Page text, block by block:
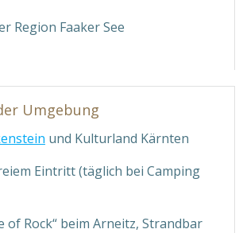
Region Faaker See
Umgebung
und Kulturland Kärnten
Eintritt (täglich bei Camping
of Rock“ beim Arneitz, Strandbar